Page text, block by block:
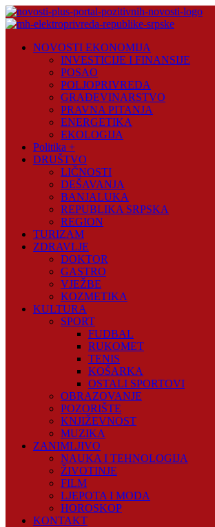
Skip
to
Plus
NOVOSTI EKONOMIJA
INVESTICIJE I FINANSIJE
POSAO
POLJOPRIVREDA
GRAĐEVINARSTVO
PRAVNA PITANJA
ENERGETIKA
EKOLOGIJA
Politika +
DRUŠTVO
LIČNOSTI
DEŠAVANJA
BANJALUKA
REPUBLIKA SRPSKA
REGION
TURIZAM
ZDRAVLJE
DOKTOR
GASTRO
VJEŽBE
KOZMETIKA
KULTURA
SPORT
FUDBAL
RUKOMET
TENIS
KOŠARKA
OSTALI SPORTOVI
OBRAZOVANJE
POZORIŠTE
KNJIŽEVNOST
MUZIKA
ZANIMLJIVO
NAUKA I TEHNOLOGIJA
ŽIVOTINJE
FILM
LJEPOTA I MODA
HOROSKOP
KONTAKT